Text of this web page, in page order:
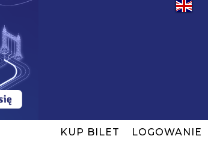
KUP BILET LOGOWANIE